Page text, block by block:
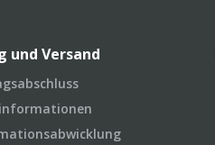
und Versand